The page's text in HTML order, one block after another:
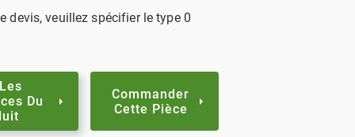
devis, veuillez spécifier le type 0
Du
Commander
Cette Pièce